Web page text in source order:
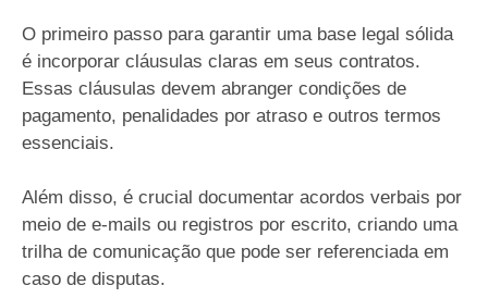
O primeiro passo para garantir uma base legal sólida
é incorporar cláusulas claras em seus contratos.
Essas cláusulas devem abranger condições de
pagamento, penalidades por atraso e outros termos
essenciais.
Além disso, é crucial documentar acordos verbais por
meio de e-mails ou registros por escrito, criando uma
trilha de comunicação que pode ser referenciada em
caso de disputas.